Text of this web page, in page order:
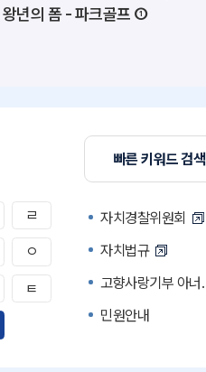
왕년의 폼 - 파크골프 ①
ㄹ
ㅇ
ㅌ
빠른 키워드 검색
자치경찰위원회
자치법규
고향사랑기부 아너스 클럽
민원안내